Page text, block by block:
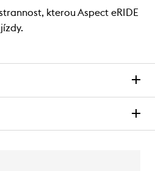
kterou Aspect eRIDE